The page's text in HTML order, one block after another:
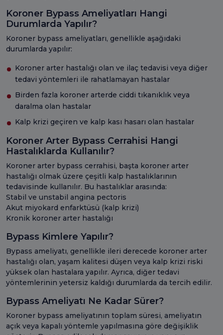
Koroner Bypass Ameliyatları Hangi
Durumlarda Yapılır?
Koroner bypass ameliyatları, genellikle aşağıdaki
durumlarda yapılır:
Koroner arter hastalığı olan ve ilaç tedavisi veya diğer
tedavi yöntemleri ile rahatlamayan hastalar
Birden fazla koroner arterde ciddi tıkanıklık veya
daralma olan hastalar
Kalp krizi geçiren ve kalp kası hasarı olan hastalar
Koroner Arter Bypass Cerrahisi Hangi
Hastalıklarda Kullanılır?
Koroner arter bypass cerrahisi, başta koroner arter
hastalığı olmak üzere çeşitli kalp hastalıklarının
tedavisinde kullanılır. Bu hastalıklar arasında:
Stabil ve unstabil angina pectoris
Akut miyokard enfarktüsü (kalp krizi)
Kronik koroner arter hastalığı
Bypass Kimlere Yapılır?
Bypass ameliyatı, genellikle ileri derecede koroner arter
hastalığı olan, yaşam kalitesi düşen veya kalp krizi riski
yüksek olan hastalara yapılır. Ayrıca, diğer tedavi
yöntemlerinin yetersiz kaldığı durumlarda da tercih edilir.
Bypass Ameliyatı Ne Kadar Sürer?
Koroner bypass ameliyatının toplam süresi, ameliyatın
açık veya kapalı yöntemle yapılmasına göre değişiklik